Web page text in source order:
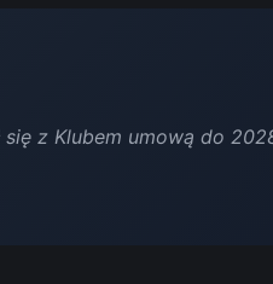
z Klubem umową do